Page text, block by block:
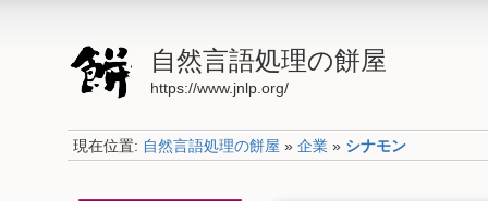
自然言語処理の餅屋
https://www.jnlp.org/
現在位置: 自然言語処理の餅屋 » 企業» シナモン